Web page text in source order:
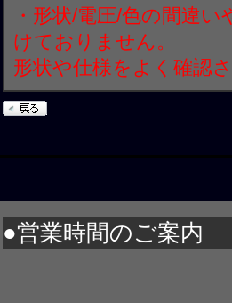
・形状/電圧/色の間違
けておりません。
形状や仕様をよく確認
●営業時間のご案内